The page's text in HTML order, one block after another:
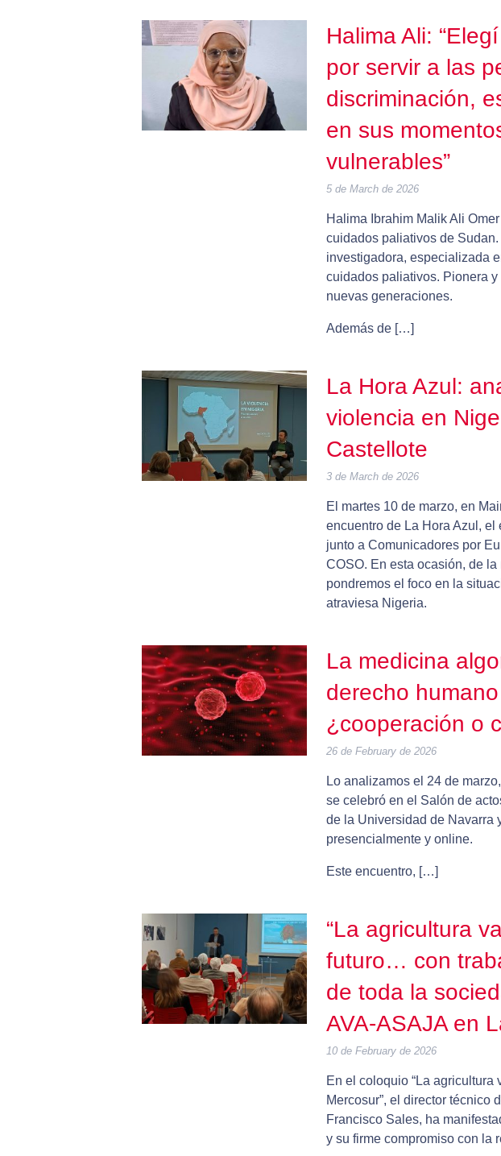
Halima Ali:
por servir a las
discriminación,
en sus
vulnerables”
5 de March de 2026
Halima Ibrahim Malik Ali
cuidados paliativos de
investigadora, especializada
cuidados paliativos. Pionera
nuevas generaciones.
Además de […]
La Hora Azul:
violencia en
Castellote
3 de March de 2026
El martes 10 de marzo, en
encuentro de La Hora Azul,
junto a Comunicadores por
COSO. En esta ocasión, de
pondremos el foco en la
atraviesa Nigeria.
La medicina
derecho
¿cooperación o
26 de February de 2026
Lo analizamos el 24 de
se celebró en el Salón de
de la Universidad de Navarra
presencialmente y online.
Este encuentro, […]
“La agricultura
futuro… con
de toda la
AVA-ASAJA en
10 de February de 2026
En el coloquio “La agricultura
Mercosur”, el director técnico
Francisco Sales, ha
y su firme compromiso con la